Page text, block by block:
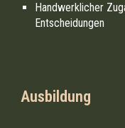
Handwerklicher
Entscheidungen
Ausbildung